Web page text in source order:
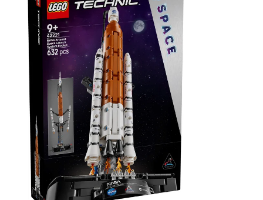
Hitster
Hypopressiv trening
The Housemaid